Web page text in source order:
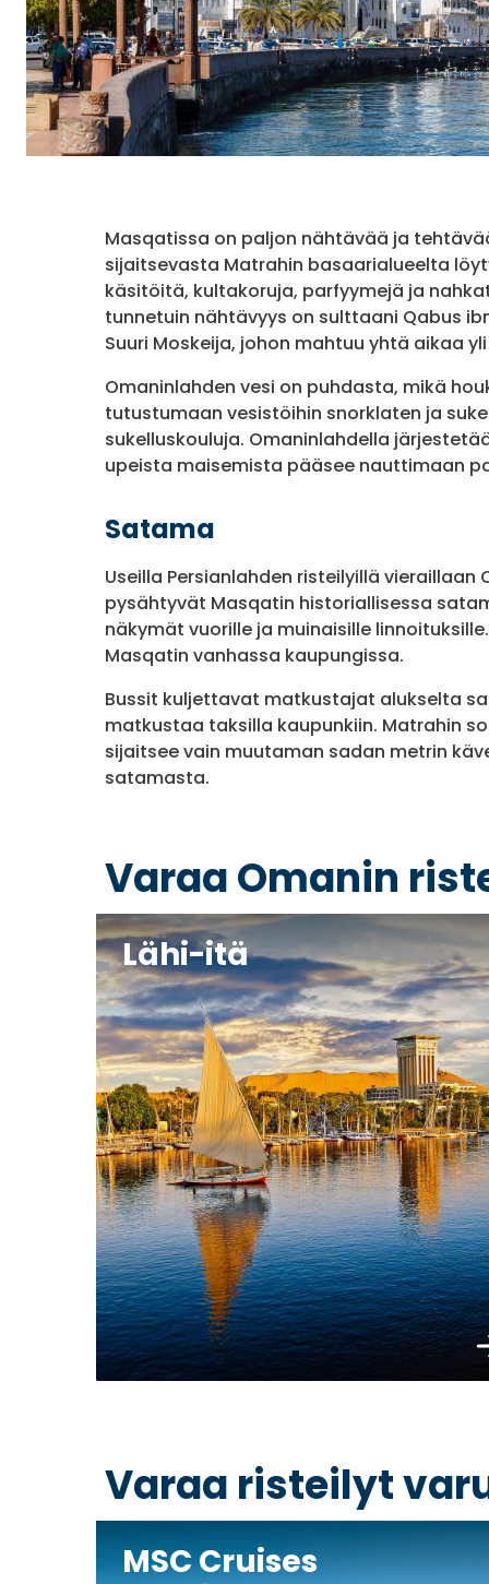
Masqatissa on paljon nähtävää ja
sijaitsevasta Matrahin basaarialueelta
käsitöitä, kultakoruja, parfyymejä ja
tunnetuin nähtävyys on sulttaani Qabus
Suuri Moskeija, johon mahtuu yhtä aikaa
Omaninlahden vesi on puhdasta, mikä
tutustumaan vesistöihin snorklaten ja
sukelluskouluja. Omaninlahdella
upeista maisemista pääsee nauttimaan
Satama
Useilla Persianlahden risteilyillä vieraillaan
pysähtyvät Masqatin historiallisessa
näkymät vuorille ja muinaisille
Masqatin vanhassa kaupungissa.
Bussit kuljettavat matkustajat alukselta
matkustaa taksilla kaupunkiin. Matrahin
sijaitsee vain muutaman sadan metrin
satamasta.
Varaa Omanin
Lähi-itä
Varaa risteilyt
MSC Cruises